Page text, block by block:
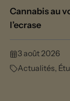
Cannabis au
l’ecrase
3 août 2026
Actualités,